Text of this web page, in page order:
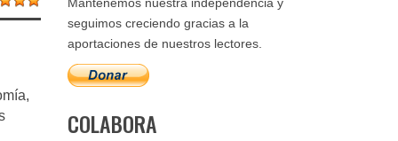
Mantenemos nuestra independencia y
seguimos creciendo gracias a la
aportaciones de nuestros lectores.
COLABORA